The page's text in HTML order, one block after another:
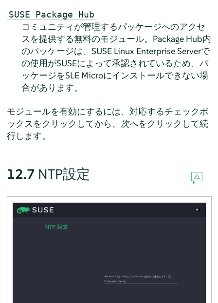
SUSE Package Hub
コミュニティが管理するパッケージへのアクセ
スを提供する無料のモジュール。Package Hub内
のパッケージは、SUSE Linux Enterprise Serverで
の使用がSUSEによって承認されているため、パ
ッケージをSLE Microにインストールできない場
合があります。
モジュールを有効にするには、対応するチェックボ
ックスをクリックしてから、 次へをクリックして続
行します。
12.7 NTP設定